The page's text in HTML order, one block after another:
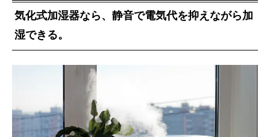
気化式加湿器なら、静音で電気代を抑えながら加
湿できる。